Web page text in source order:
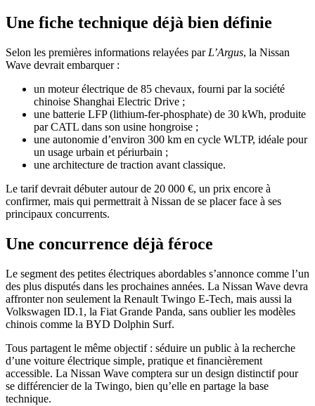
Une fiche technique déjà bien définie
Selon les premières informations relayées par L’Argus, la Nissan
Wave devrait embarquer :
un moteur électrique de 85 chevaux, fourni par la société
chinoise Shanghai Electric Drive ;
une batterie LFP (lithium-fer-phosphate) de 30 kWh, produite
par CATL dans son usine hongroise ;
une autonomie d’environ 300 km en cycle WLTP, idéale pour
un usage urbain et périurbain ;
une architecture de traction avant classique.
Le tarif devrait débuter autour de 20 000 €, un prix encore à
confirmer, mais qui permettrait à Nissan de se placer face à ses
principaux concurrents.
Une concurrence déjà féroce
Le segment des petites électriques abordables s’annonce comme l’un
des plus disputés dans les prochaines années. La Nissan Wave devra
affronter non seulement la Renault Twingo E-Tech, mais aussi la
Volkswagen ID.1, la Fiat Grande Panda, sans oublier les modèles
chinois comme la BYD Dolphin Surf.
Tous partagent le même objectif : séduire un public à la recherche
d’une voiture électrique simple, pratique et financièrement
accessible. La Nissan Wave comptera sur un design distinctif pour
se différencier de la Twingo, bien qu’elle en partage la base
technique.